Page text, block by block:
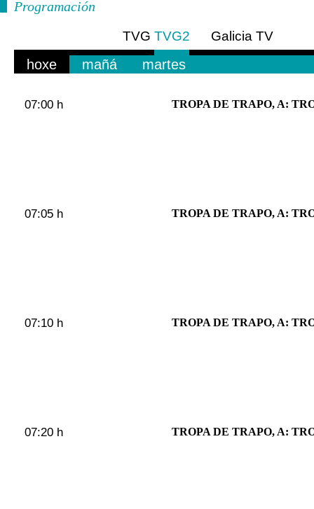
Programación
TVG TVG2
Galicia TV
hoxe mañá martes
07:00 h TROPA DE TRAPO, A:
07:05 h TROPA DE TRAPO, A:
07:10 h TROPA DE TRAPO, A:
07:20 h TROPA DE TRAPO, A: